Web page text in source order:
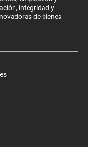
integridad y
de bienes